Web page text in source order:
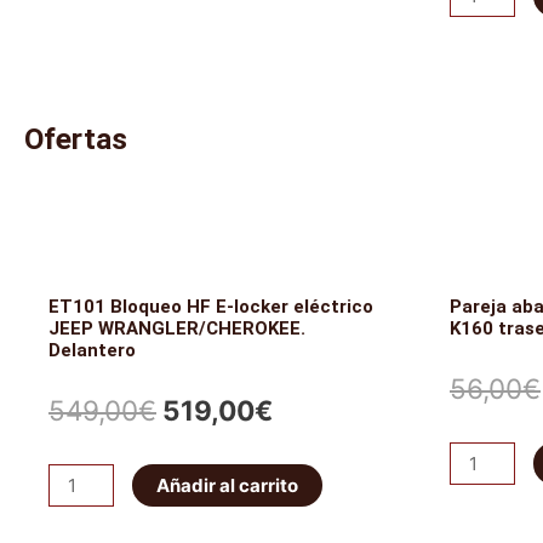
cantidad
abarcones
Ofertas
ET101 Bloqueo HF E-locker eléctrico
JEEP WRANGLER/CHEROKEE.
Delantero
549,00€ El
precio
original
519,00€
precio
actual
ET101
Bloqueo
Añadir al carrito
Pareja
K160
56,00€
Pareja
abarcones